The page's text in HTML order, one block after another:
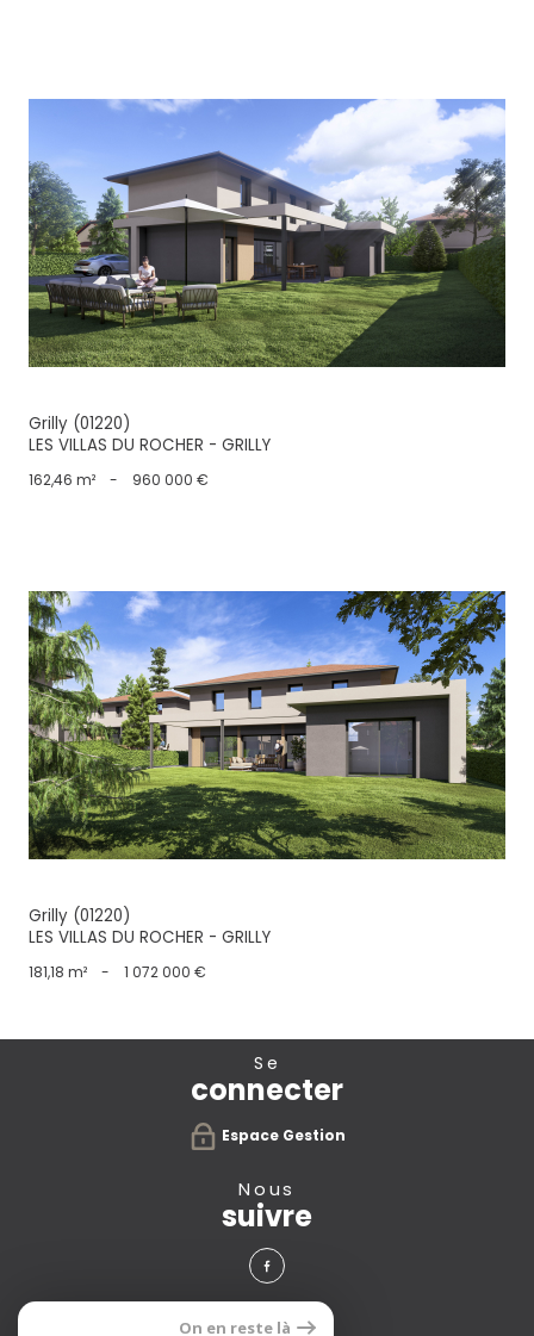
voir le bien
Grilly (01220)
LES VILLAS DU ROCHER - GRILLY
162,46 m² - 960 000 €
voir le bien
Grilly (01220)
LES VILLAS DU ROCHER - GRILLY
181,18 m² - 1 072 000 €
se
connecter
Espace Gestion
nous
suivre
avis
On en reste là